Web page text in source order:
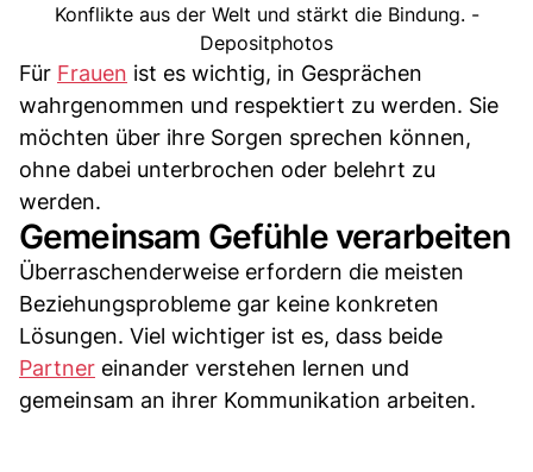
Konflikte aus der Welt und stärkt die Bindung. -
Depositphotos
Für Frauen ist es wichtig, in Gesprächen
wahrgenommen und respektiert zu werden. Sie
möchten über ihre Sorgen sprechen können,
ohne dabei unterbrochen oder belehrt zu
werden.
Gemeinsam Gefühle verarbeiten
Überraschenderweise erfordern die meisten
Beziehungsprobleme gar keine konkreten
Lösungen. Viel wichtiger ist es, dass beide
Partner einander verstehen lernen und
gemeinsam an ihrer Kommunikation arbeiten.